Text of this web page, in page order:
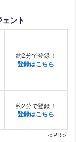
ント
約2分で登録！
登録はこちら
約2分で登録！
登録はこちら
＜PR＞